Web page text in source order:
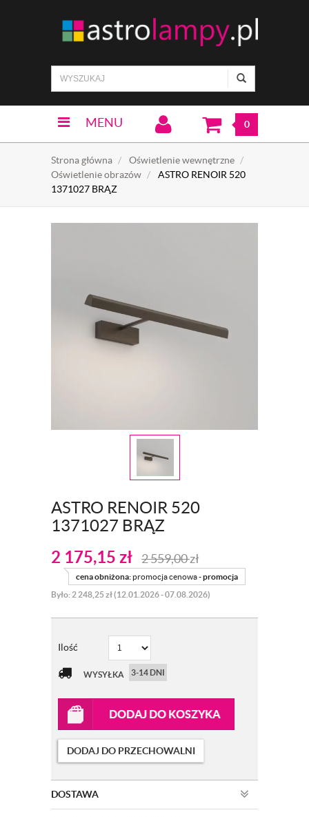
MENU 0
Strona główna
Oświetlenie wewnętrzne
Oświetlenie obrazów
ASTRO RENOIR 520
1371027 BRĄZ
ASTRO RENOIR 520
1371027 BRĄZ
2 175,15 zł 2 559,00zł
cena obniżona:promocja cenowa -promocja
Było: 2 248,25 zł (12.01.2026 - 07.08.2026)
Ilość
WYSYŁKA 3-14 DNI
DODAJ DO KOSZYKA
DODAJ DO PRZECHOWALNI
DOSTAWA